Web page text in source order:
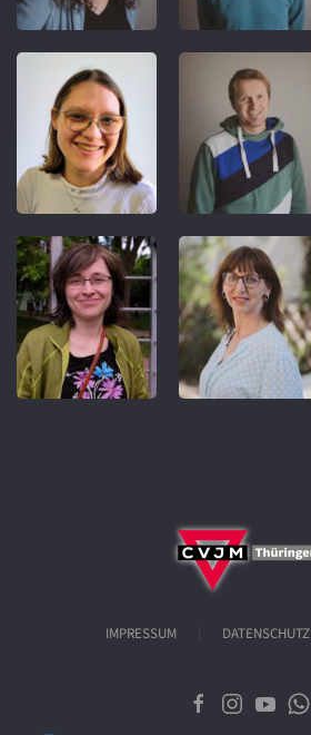
IMPRESSUM DATENSCHUTZ